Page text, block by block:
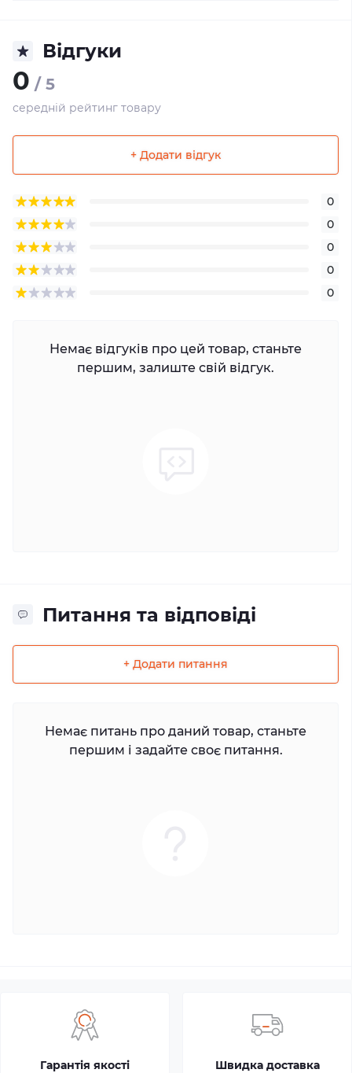
Відгуки
0 / 5
середній рейтинг товару
+ Додати відгук
0
0
0
0
0
Немає відгуків про цей товар, станьте
першим, залиште свій відгук.
Питання та відповіді
+ Додати питання
Немає питань про даний товар, станьте
першим і задайте своє питання.
Гарантія якості Швидка доставка